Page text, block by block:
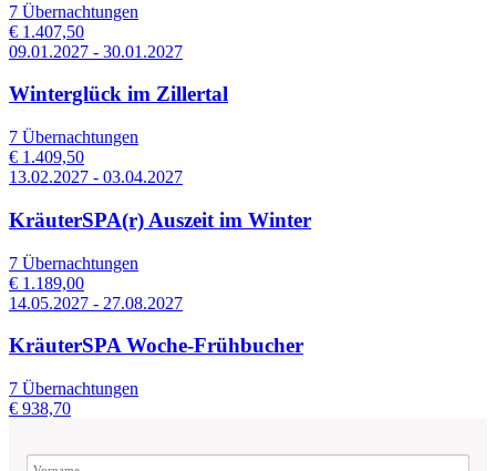
7 Übernachtungen
€ 1.407,50
09.01.2027 - 30.01.2027
Winterglück im Zillertal
7 Übernachtungen
€ 1.409,50
13.02.2027 - 03.04.2027
KräuterSPA(r) Auszeit im Winter
7 Übernachtungen
€ 1.189,00
14.05.2027 - 27.08.2027
KräuterSPA Woche-Frühbucher
7 Übernachtungen
€ 938,70